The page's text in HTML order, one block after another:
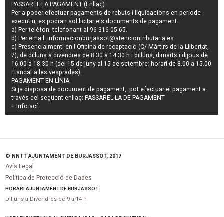
PASSAREL·LA PAGAMENT (Enllaç)
Per a poder efectuar pagaments derebuts i liquidacions en període
executiu, es podran sol·licitar els documents de pagament:
a) Per telèfon: telefonant al 96 316 05 65.
b) Per email:informacionburjassot@atenciontributaria.es.
c) Presencialment: en l'Oficina de recaptació (C/ Màrtirs de la Llibertat,
7), de dilluns a divendres de 8.30 a 14.30 h i dilluns, dimarts i dijous de
16.00 a 18.30 h (del 15 de juny al 15 de setembre: horari de 8.00 a 15.00
i tancat a les vesprades).
PAGAMENT EN LÍNIA:
Si ja disposa de document de pagament, pot efectuar el pagament a
través del següent enllaç: PASSAREL·LA DE PAGAMENT
+ Info ací.
© NNTT AJUNTAMENT DE BURJASSOT, 2017
Avís Legal
Política de Protecció de Dades
HORARI AJUNTAMENT DE BURJASSOT:
Dilluns a Divendres de 9 a 14 h